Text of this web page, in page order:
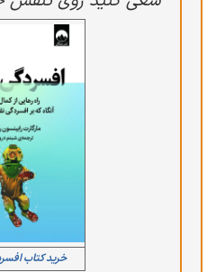
خرید کتاب